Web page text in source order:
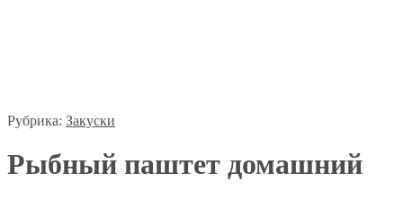
Рубрика: Закуски
Рыбный паштет домашний